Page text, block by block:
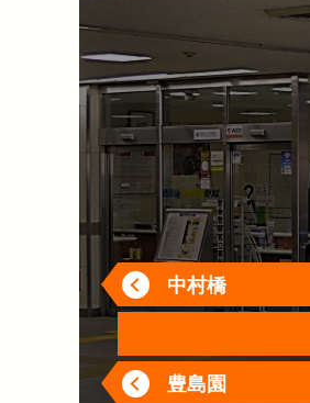
電車に乗る
電車に乗るトップ
暮ら
暮らす
企業
企業情報ト
← 中村橋
← 豊島園